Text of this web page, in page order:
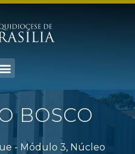
BOSCO
- Módulo 3, Núcleo